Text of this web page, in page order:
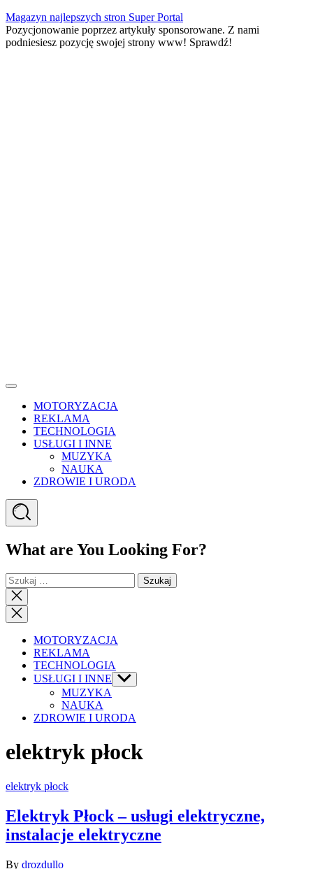
Skip
to
content
Magazyn najlepszych stron Super Portal
Pozycjonowanie poprzez artykuły sponsorowane. Z nami
podniesiesz pozycję swojej strony www! Sprawdź!
Menu
MOTORYZACJA
REKLAMA
TECHNOLOGIA
USŁUGI I INNE
MUZYKA
NAUKA
ZDROWIE I URODA
Search
What are You Looking For?
Szukaj:
Close
search
Close
Menu
MOTORYZACJA
REKLAMA
TECHNOLOGIA
USŁUGI I INNE Show
sub
MUZYKA
NAUKA
ZDROWIE I URODA
elektryk płock
Categories
elektryk płock
Elektryk Płock – usługi elektryczne,
instalacje elektryczne
By drozdullo